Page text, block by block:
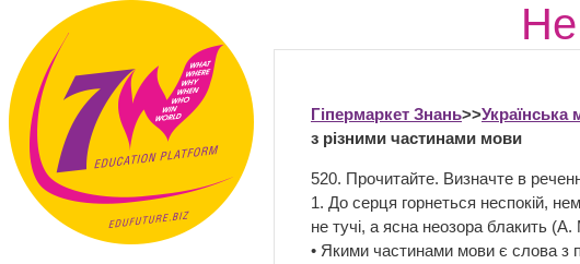
Не
Гіпермаркет Знань>>Українська
з різними частинами мови
520. Прочитайте. Визначте в
1. До серця горнеться неспокій,
не тучі, а ясна неозора блакить
• Якими частинами мови є слова з